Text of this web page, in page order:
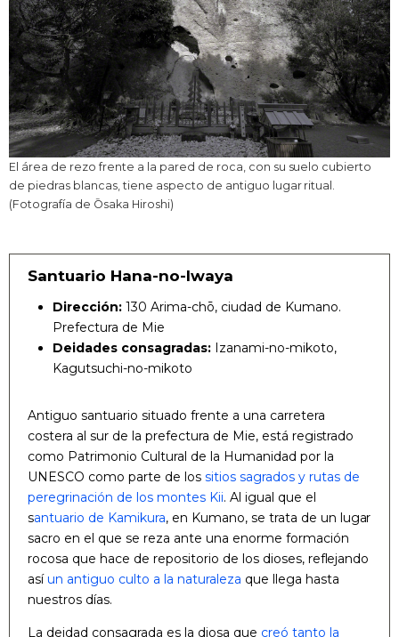
El área de rezo frente a la pared de roca, con su suelo cubierto
de piedras blancas, tiene aspecto de antiguo lugar ritual.
(Fotografía de Ōsaka Hiroshi)
Santuario Hana-no-Iwaya
Dirección:130 Arima-chō, ciudad de Kumano.
Prefectura de Mie
Deidades consagradas:Izanami-no-mikoto,
Kagutsuchi-no-mikoto
Antiguo santuario situado frente a una carretera
costera al sur de la prefectura de Mie, está registrado
como Patrimonio Cultural de la Humanidad por la
UNESCO como parte de los sitios sagrados y rutas de
peregrinación de los montes Kii. Al igual que el
santuario de Kamikura, en Kumano, se trata de un lugar
sacro en el que se reza ante una enorme formación
rocosa que hace de repositorio de los dioses, reflejando
asíun antiguo culto a la naturaleza que llega hasta
nuestros días.
La deidad consagrada es la diosa que creó tanto la